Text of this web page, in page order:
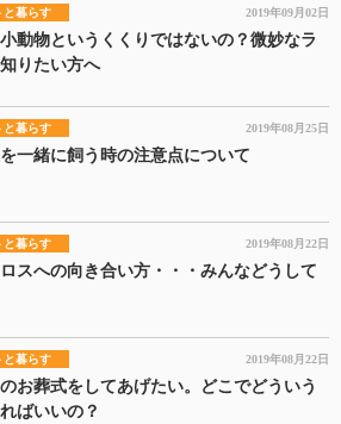
と暮らす 2019年09月02日
動物というくくりではないの？微妙なラ
りたい方へ
と暮らす 2019年08月25日
一緒に飼う時の注意点について
と暮らす 2019年08月22日
スへの向き合い方・・・みんなどうして
と暮らす 2019年08月22日
お葬式をしてあげたい。どこでどういう
ばいいの？